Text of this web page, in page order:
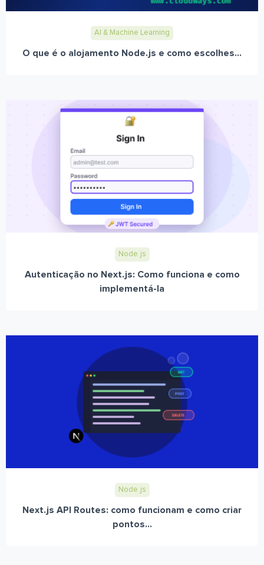
AI & Machine Learning
O que é o alojamento Node.js e como escolhes...
Node.js
Autenticação no Next.js: Como funciona e como
implementá-la
Node.js
Next.js API Routes: como funcionam e como criar
pontos...